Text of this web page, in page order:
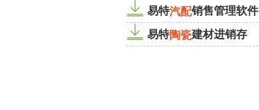
易特汽配销售管理软件
易特陶瓷建材进销存